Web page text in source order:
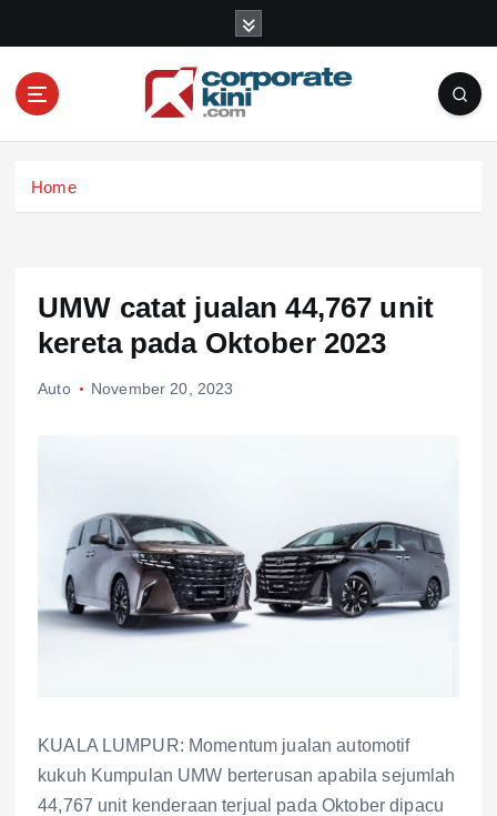
o
Home
UMW catat jualan 44,767 unit
kereta pada Oktober 2023
Auto November 20, 2023
KUALA LUMPUR: Momentum jualan automotif
kukuh Kumpulan UMW berterusan apabila sejumlah
44,767 unit kenderaan terjual pada Oktober dipacu